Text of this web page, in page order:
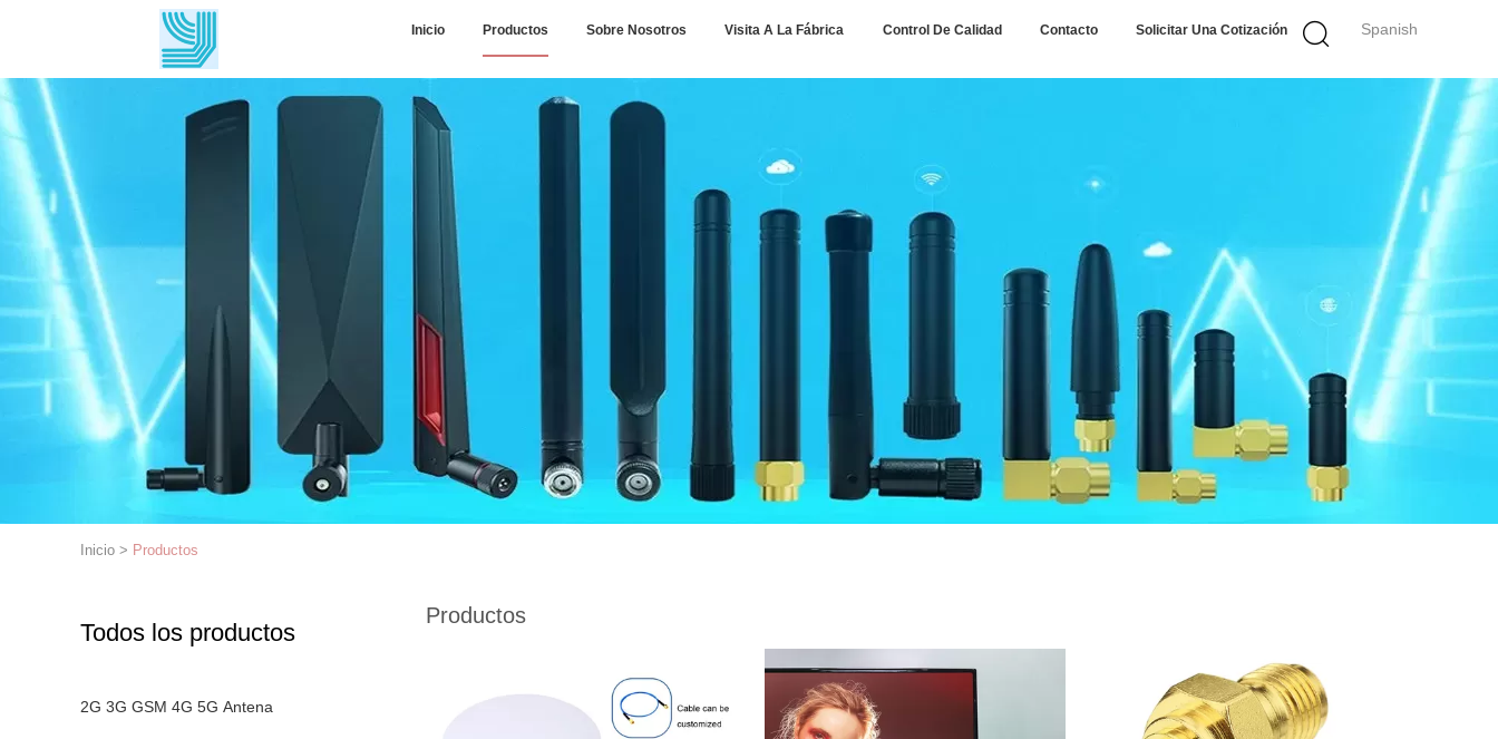
Spanish
Inicio Productos Sobre Nosotros Visita A La Fábrica Control De Calidad Contacto Solicitar Una Cotización
Inicio > Productos
Todos los productos
2G 3G GSM 4G 5G Antena
Productos